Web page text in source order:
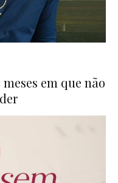
em que não